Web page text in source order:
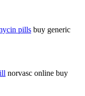
pills buy generic
norvasc online buy